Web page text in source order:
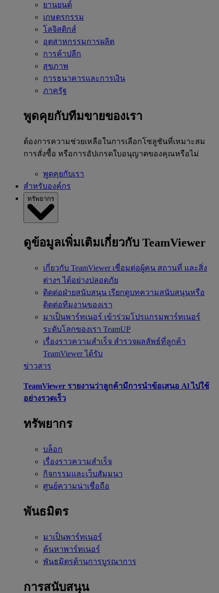
ยานยนต์
เกษตรกรรม
โลจิสติกส์
อุตสาหกรรมการผลิต
การค้าปลีก
สุขภาพ
การธนาคารและการเงิน
ภาครัฐ
พูดคุยกับทีมขายของเรา
ต้องการความช่วยเหลือในการเลือกโซลูชันที่เหมาะสม
การสั่งซื้อ หรือการอัปเกรดใบอนุญาตของคุณหรือไม่
พูดคุยกับเรา
สำหรับองค์กร
ทรัพยากร
ดูข้อมูลเพิ่มเติมเกี่ยวกับ TeamViewer
เกี่ยวกับ TeamViewer เชื่อมต่อผู้คน สถานที่ และสิ่ง
ต่างๆ ได้อย่างปลอดภัย
ติดต่อฝ่ายสนับสนุน เรียกดูบทความสนับสนุนหรือ
ติดต่อทีมงานของเรา
มาเป็นพาร์ทเนอร์ เข้าร่วมโปรแกรมพาร์ทเนอร์
ระดับโลกของเรา TeamUP
เรื่องราวความสำเร็จ สำรวจผลลัพธ์ที่ลูกค้า
TeamViewer ได้รับ
ข่าวสาร
TeamViewer รายงานว่าลูกค้ามีการนำข้อเสนอ Al ไปใช้
อย่างรวดเร็ว
ทรัพยากร
บล็อก
เรื่องราวความสำเร็จ
กิจกรรมและเว็บสัมมนา
ศูนย์ความน่าเชื่อถือ
พันธมิตร
มาเป็นพาร์ทเนอร์
ค้นหาพาร์ทเนอร์
พันธมิตรด้านการบูรณาการ
การสนับสนุน